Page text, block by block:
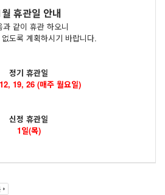
휴관일 안내
과 같이 휴관 하오니
도록 계획하시기 바랍니다.
정기 휴관일
19, 26 (매주 월요일)
신정 휴관일
1일(목)